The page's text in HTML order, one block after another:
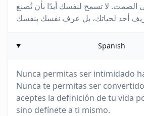
الصمت. لا تسمح لنفسك أبدًا بأن تُصنع
Spanish
Nunca permitas ser intimidado
Nunca te permitas ser
aceptes la definición de tu vida
sino defínete a ti mismo.